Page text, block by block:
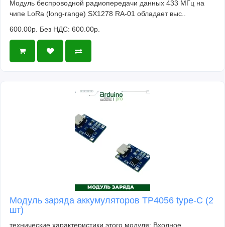
Модуль беспроводной радиопередачи данных 433 МГц на
чипе LoRa (long-range) SX1278 RA-01 обладает выс..
600.00р. Без НДС: 600.00р.
Модуль заряда аккумуляторов TP4056 type-C (2
шт)
технические характеристики этого модуля: Входное